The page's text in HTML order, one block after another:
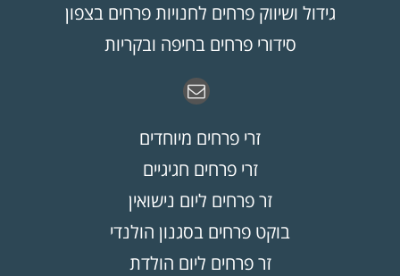
גידול ושיווק פרחים לחנויות פרחים בצפון
סידורי פרחים בחיפה ובקריות
זרי פרחים מיוחדים
זרי פרחים חגיגיים
זר פרחים ליום נישואין
בוקט פרחים בסגנון הולנדי
זר פרחים ליום הולדת